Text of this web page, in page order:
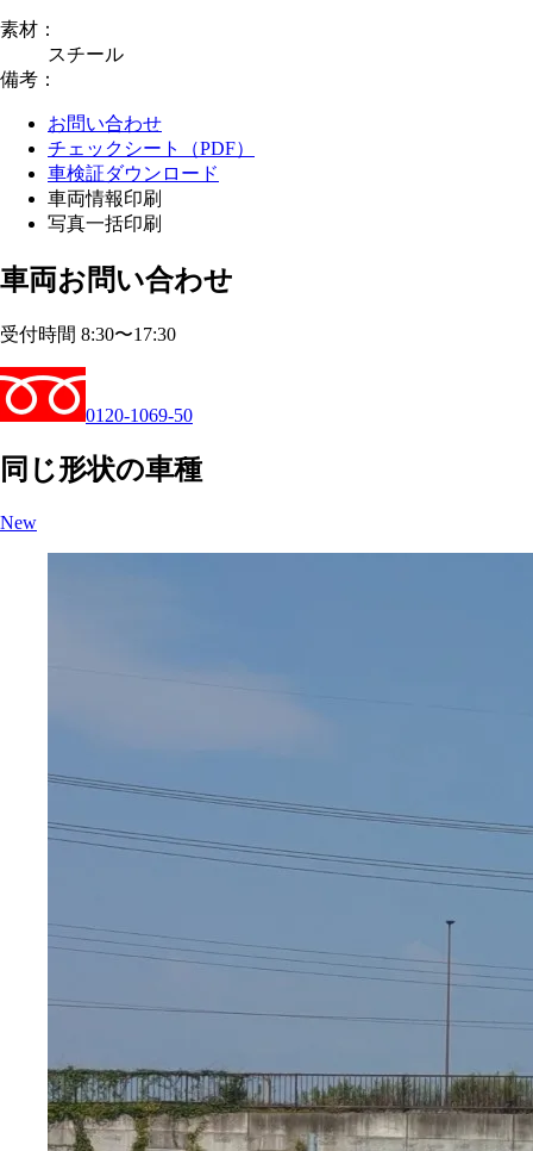
素材：
スチール
備考：
お問い合わせ
チェックシート（PDF）
車検証ダウンロード
車両情報印刷
写真一括印刷
車両お問い合わせ
受付時間 8:30〜17:30
0120-1069-50
同じ形状の車種
New